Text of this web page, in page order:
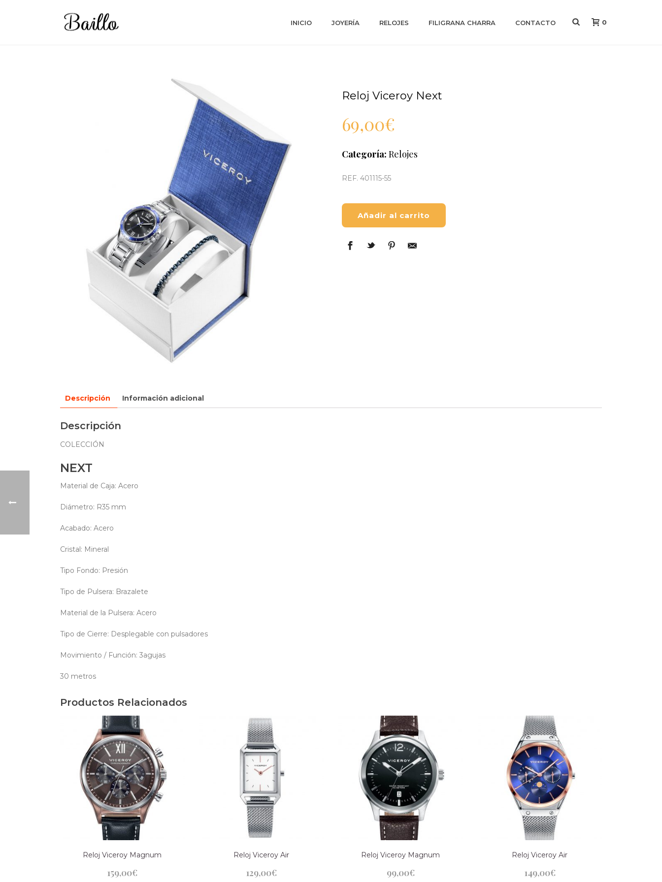
INICIO JOYERÍA RELOJES FILIGRANA CHARRA CONTACTO 0
Reloj Viceroy Next
69,00€
Categoría: Relojes
REF. 401115-55
Añadir al carrito
Descripción Información adicional
Descripción
COLECCIÓN
NEXT
Material de Caja: Acero
Diámetro: R35 mm
Acabado: Acero
Cristal: Mineral
Tipo Fondo: Presión
Tipo de Pulsera: Brazalete
Material de la Pulsera: Acero
Tipo de Cierre: Desplegable con pulsadores
Movimiento / Función: 3agujas
30 metros
Productos Relacionados
Reloj Viceroy Magnum
159,00€
Reloj Viceroy Air
129,00€
Reloj Viceroy Magnum
99,00€
Reloj Viceroy Air
149,00€